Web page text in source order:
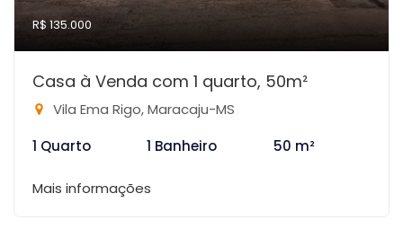
R$ 135.000
Casa à Venda com 1 quarto, 50m²
Vila Ema Rigo, Maracaju-MS
1 Quarto
1 Banheiro 50 m²
Mais informações